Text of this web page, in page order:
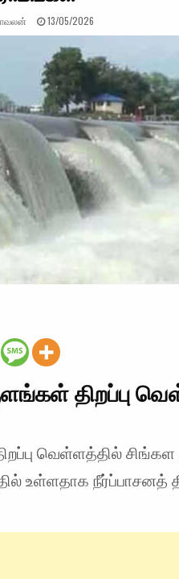
PUBLISHED DATE:
13/05/2026
திறப்பு
வெள்ளத்தில்
உள்ளதாக